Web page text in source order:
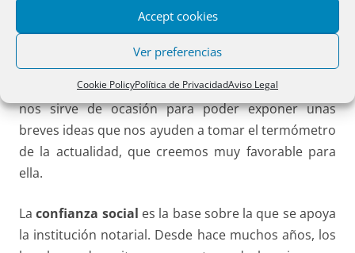
Accept cookies
Ver preferencias
Cookie PolicyPolítica de PrivacidadAviso Legal
Estamos hoy aquí presentes las dos columnas de la
seguridad preventiva (Notarios y Registradores), que
nos sirve de ocasión para poder exponer unas
breves ideas que nos ayuden a tomar el termómetro
de la actualidad, que creemos muy favorable para
ella.
Laconfianza social es la base sobre la que se apoya
la institución notarial. Desde hace muchos años, los